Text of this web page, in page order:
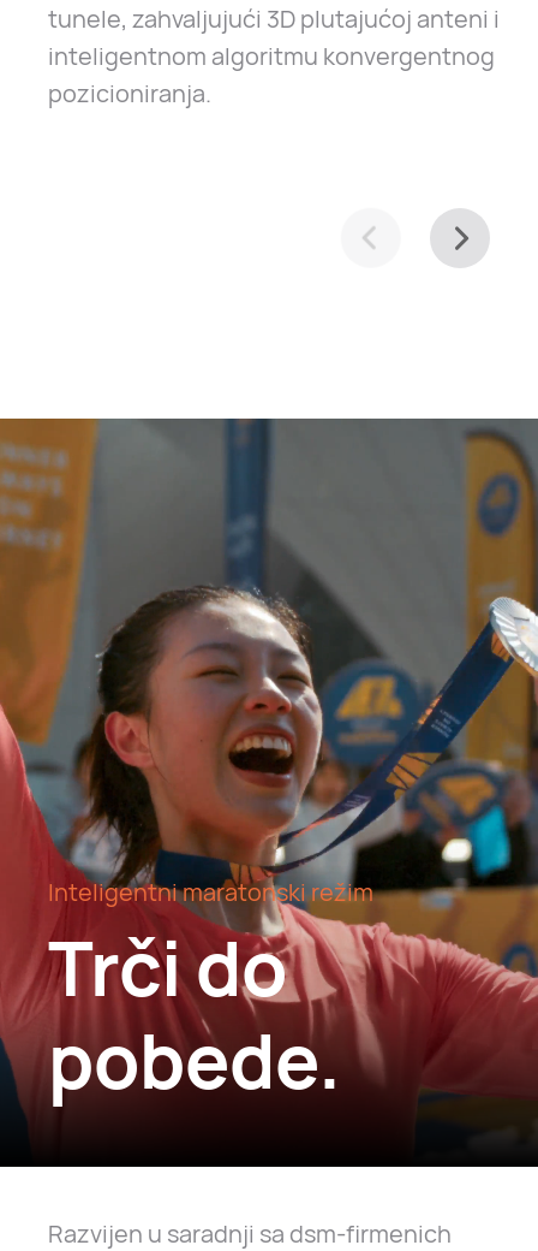
tunele, zahvaljujući 3D plutajućoj anteni i
inteligentnom algoritmu konvergentnog
pozicioniranja.
Inteligentni maratonski režim
Trči do
pobede.
Razvijen u saradnji sa dsm-firmenich